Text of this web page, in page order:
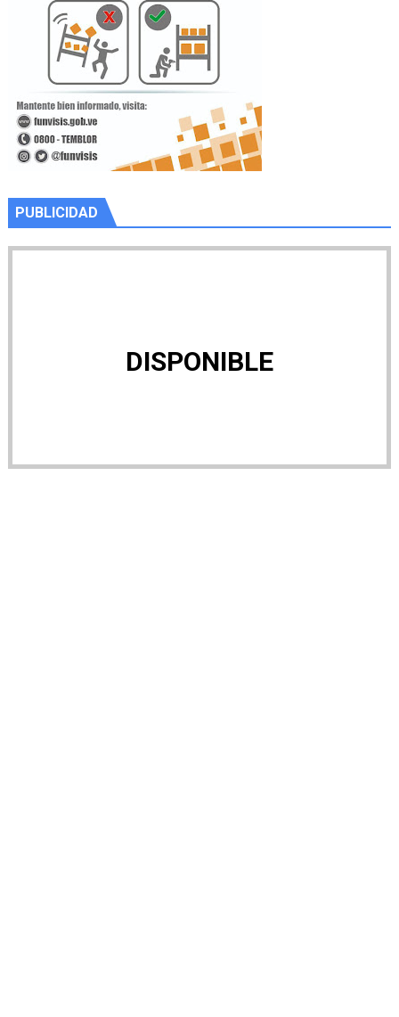
PUBLICIDAD
DISPONIBLE